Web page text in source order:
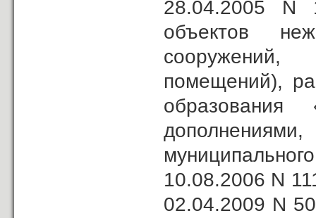
28.04.2005 N
объектов
помещений),
10.08.2006 N
02.04.2009 N